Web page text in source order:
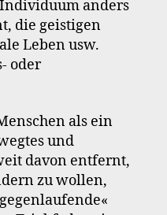
anders
die geistigen
Leben usw.
oder
als ein
und
davon entfernt,
zu wollen,